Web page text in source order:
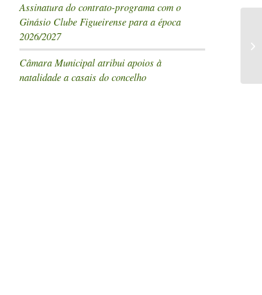
Assinatura do contrato-programa com o
Ginásio Clube Figueirense para a época
2026/2027
Câmara Municipal atribui apoios à
natalidade a casais do concelho